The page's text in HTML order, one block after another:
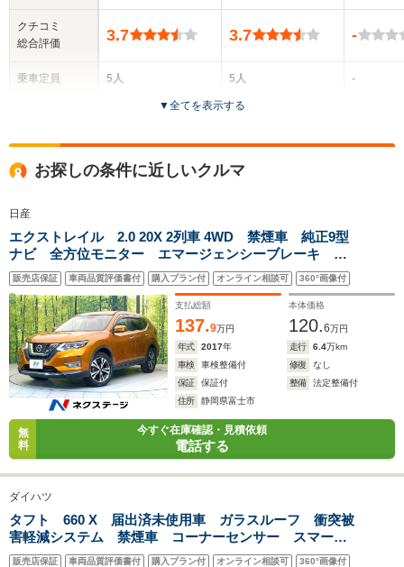
クチコミ
総合評価
乗車定員
サイズ
WLTCモード
排気量
3.7
5人
1.58m～1.59m
全幅
1.7m
4m～4.1m
ホイールベース
-m
-
1590cc
3.7
5人
5ドア
全幅
1.82m
4.3m
ホイールベース
-m
-
2354cc
-
-
-
▼全てを表示する
お探しの条件に近しいクルマ
日産
エクストレイル 2.0 20X 2列車 4WD 禁煙車 純正9型
ナビ 全方位モニター エマージェンシーブレーキ 後
席モニター プロパイロット デジタルミラー ETC
シートヒーター LEDヘッド フォグ オートライト
オートエアコン ドラレコ
販売店保証 車両品質評価書付 購入プラン付 オンライン相談可 360°画像付
支払総額
137.9万円
本体価格
120.6万円
年式
2017年 走行 6.4万km
車検
車検整備付 修復
なし
保証
保証付 整備
法定整備付
住所
静岡県富士市
無
料
今すぐ在庫確認・見積依頼
電話する
ダイハツ
タフト 660 X 届出済未使用車 ガラスルーフ 衝突被
害軽減システム 禁煙車 コーナーセンサー スマート
キー LEDヘッド 純正15インチアルミ オートライト
販売店保証 車両品質評価書付 購入プラン付 オンライン相談可 360°画像付